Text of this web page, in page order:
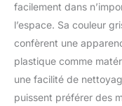
facilement dans
l’espace. Sa couleur
confèrent une
plastique comme
une facilité de
puissent préférer des